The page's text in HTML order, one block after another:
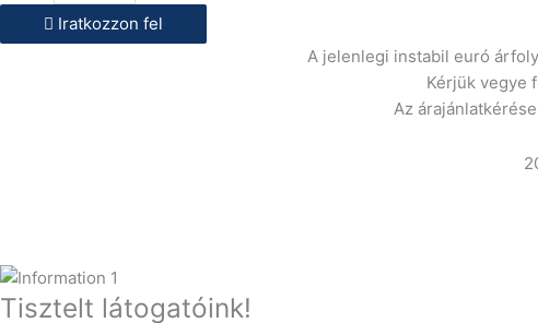
Iratkozzon fel
A jelenlegi instabil euró
Kérjük vegye
Az
Tisztelt látogatóink!